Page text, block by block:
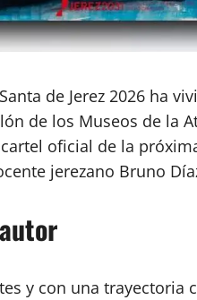
de Jerez 2026 ha
de los Museos de la
oficial de la
jerezano Bruno
y con una trayectoria